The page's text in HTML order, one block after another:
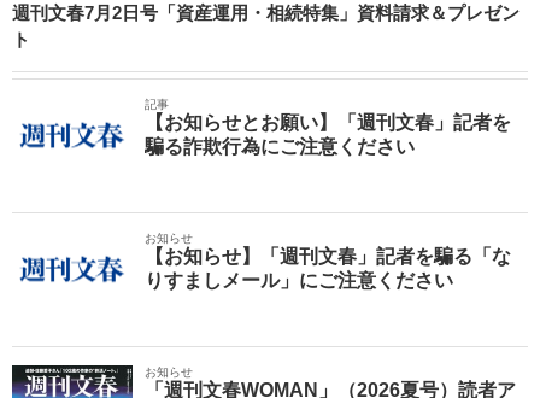
週刊文春7月2日号「資産運用・相続特集」資料請求＆プレゼン
ト
記事
【お知らせとお願い】「週刊文春」記者を
騙る詐欺行為にご注意ください
お知らせ
【お知らせ】「週刊文春」記者を騙る「な
りすましメール」にご注意ください
お知らせ
「週刊文春WOMAN」（2026夏号）読者ア